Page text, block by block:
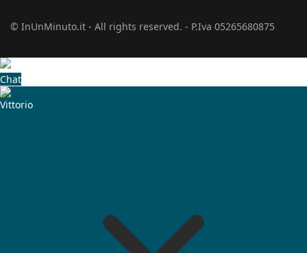
© InUnMinuto.it - All rights reserved. - P.Iva 05265680875
Chat
Vittorio